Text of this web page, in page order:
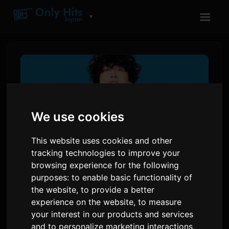
We use cookies
This website uses cookies and other
tracking technologies to improve your
browsing experience for the following
purposes:to enable basic functionality of
the website,to provide a better
experience on the website,to measure
your interest in our products and services
and to personalize marketing interactions,
▼ ☰
ವಸುರೆರಾನ್ನೆಯೊ'ರ ಹೊಸ ಸಿಂಗಲ್
'ನನ್ನ್ಮೊ ನೀ' 'ಯನಿ ನೆಕೊ' ಅನಿಮೆತ್
ಪ್ರಾರಂಭವಾಗಲಿದೆ